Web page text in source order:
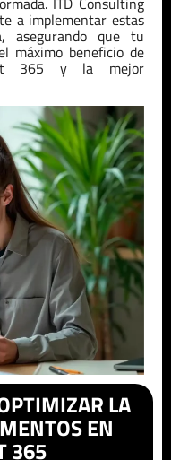
a implementar estas
asegurando que tu
máximo beneficio de
365 y la mejor
LA
EN
365